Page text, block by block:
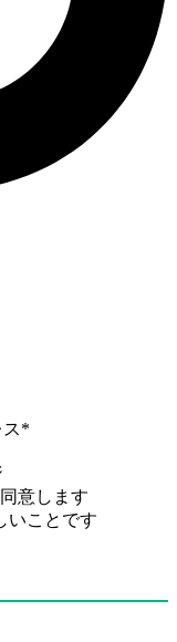
ス*
意します
いことです